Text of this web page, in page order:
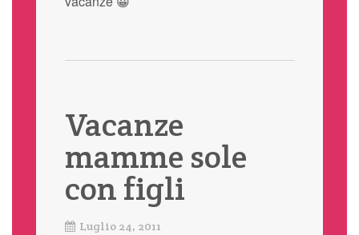
Vacanze
mamme sole
con figli
Luglio 24, 2011